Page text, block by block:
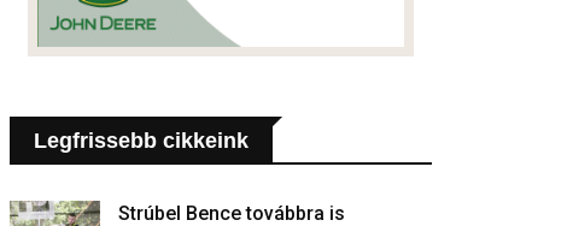
Legfrissebb cikkeink
Strúbel Bence továbbra is